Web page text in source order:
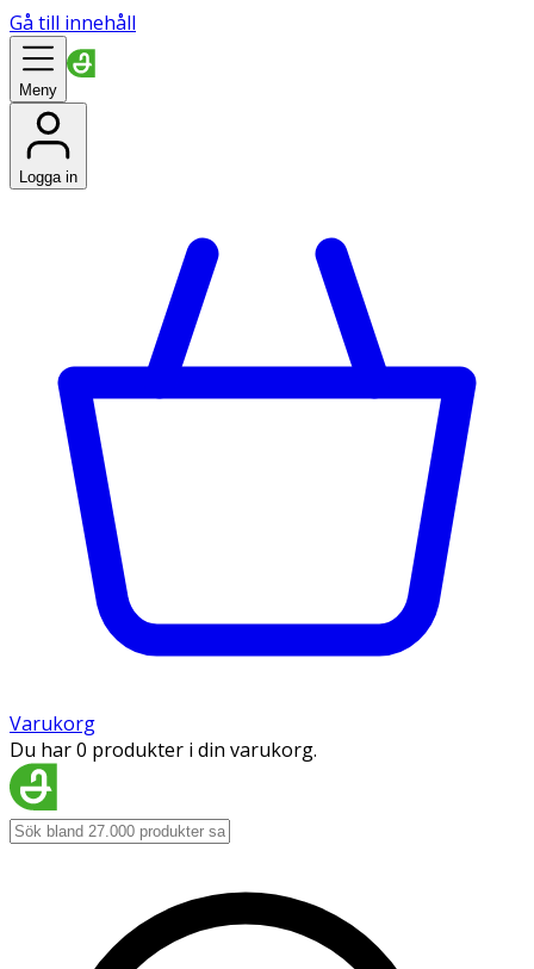
Gå till innehåll
Meny
Logga in
Varukorg
Du har 0 produkter i din varukorg.